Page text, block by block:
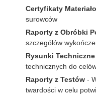
Certyfikaty
surowców
Raporty z Obróbki
szczegółów
Rysunki Techniczne
technicznych do
Raporty z Testów -
twardości w celu